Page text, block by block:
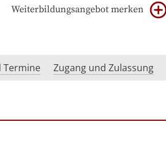
Weiterbildungsangebot merken
Termine Zugang und Zulassung